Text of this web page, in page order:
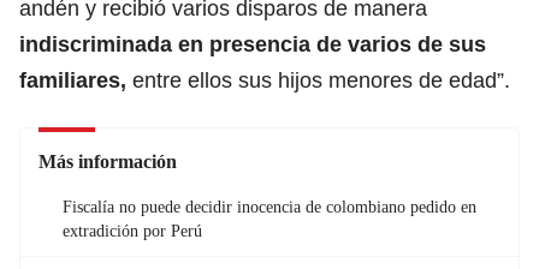
andén y recibió varios disparos de manera
indiscriminada en presencia de varios de sus
familiares, entre ellos sus hijos menores de edad”.
Más información
Fiscalía no puede decidir inocencia de colombiano pedido en
extradición por Perú